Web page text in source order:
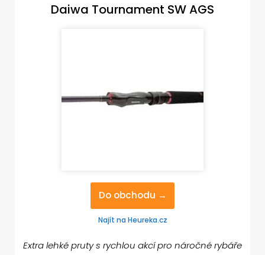
Daiwa Tournament SW AGS
Do obchodu →
Najít na Heureka.cz
Extra lehké pruty s rychlou akcí pro náročné rybáře